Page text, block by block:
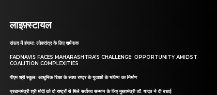
लाइफ़्स्टायल
संसद में हंगामा: लोकतंत्र के लिए शर्मनाक
FADNAVIS FACES MAHARASHTRA’S CHALLENGE: OPPORTUNITY AMIDST
COALITION COMPLEXITIES
पीएम श्री स्कूल: आधुनिक शिक्षा के साथ राष्ट्र के युवाओं के भविष्य का निर्माण
प्रधानमंत्री श्री मोदी को दो राष्ट्रों से मिले सर्वोच्च सम्मान के लिए मुख्यमंत्री डॉ. यादव ने दी बधाई